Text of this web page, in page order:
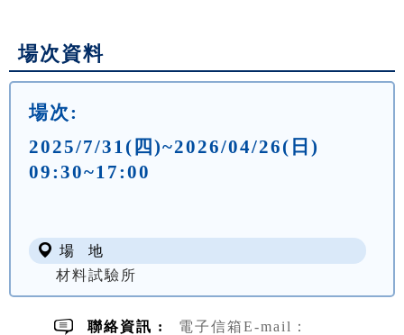
場次資料
場次:
2025/7/31(四)~2026/04/26(日)
09:30~17:00
場 地
材料試驗所
聯絡資訊 :
電子信箱E-mail：